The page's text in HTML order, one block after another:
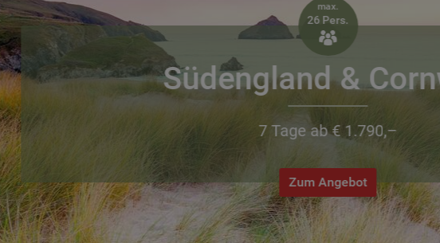
26 Pers.

Südengland &
7 Tage ab € 1.790,–
Zum Angebot